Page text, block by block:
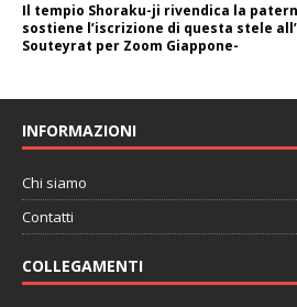
Il tempio Shoraku-ji rivendica la
sostiene l’iscrizione di questa stele
Souteyrat per Zoom Giappone-
INFORMAZIONI
Chi siamo
Contatti
COLLEGAMENTI